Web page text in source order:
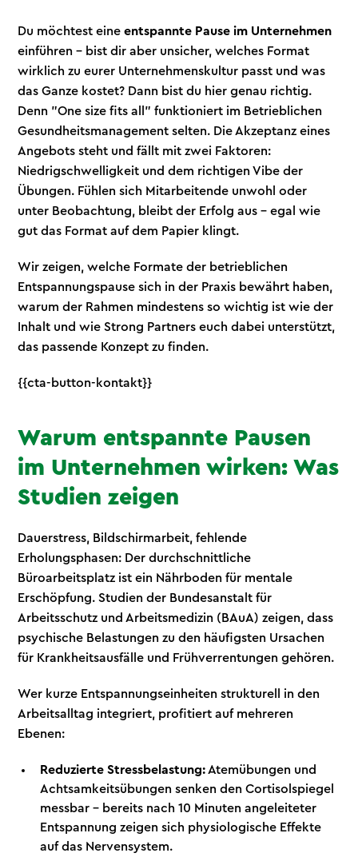
Du möchtest eineentspannte Pause im Unternehmen
einführen - bist dir aber unsicher, welches Format
wirklich zu eurer Unternehmenskultur passt und was
das Ganze kostet? Dann bist du hier genau richtig.
Denn "One size fits all" funktioniert im Betrieblichen
Gesundheitsmanagement selten. Die Akzeptanz eines
Angebots steht und fällt mit zwei Faktoren:
Niedrigschwelligkeit und dem richtigen Vibe der
Übungen. Fühlen sich Mitarbeitende unwohl oder
unter Beobachtung, bleibt der Erfolg aus - egal wie
gut das Format auf dem Papier klingt.
Wir zeigen, welche Formate der betrieblichen
Entspannungspause sich in der Praxis bewährt haben,
warum der Rahmen mindestens so wichtig ist wie der
Inhalt und wie Strong Partners euch dabei unterstützt,
das passende Konzept zu finden.
{{cta-button-kontakt}}
Warum entspannte Pausen
im Unternehmen wirken: Was
Studien zeigen
Dauerstress, Bildschirmarbeit, fehlende
Erholungsphasen: Der durchschnittliche
Büroarbeitsplatz ist ein Nährboden für mentale
Erschöpfung. Studien der Bundesanstalt für
Arbeitsschutz und Arbeitsmedizin (BAuA) zeigen, dass
psychische Belastungen zu den häufigsten Ursachen
für Krankheitsausfälle und Frühverrentungen gehören.
Wer kurze Entspannungseinheiten strukturell in den
Arbeitsalltag integriert, profitiert auf mehreren
Ebenen:
Reduzierte Stressbelastung: Atemübungen und
Achtsamkeitsübungen senken den Cortisolspiegel
messbar – bereits nach 10 Minuten angeleiteter
Entspannung zeigen sich physiologische Effekte
auf das Nervensystem.